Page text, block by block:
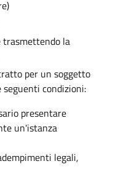
trasmettendo la
per un soggetto
condizioni:
presentare
un'istanza
legali,